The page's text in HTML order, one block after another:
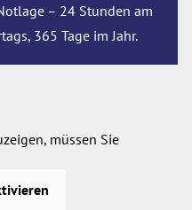
– 24 Stunden am
365 Tage im Jahr.
müssen Sie